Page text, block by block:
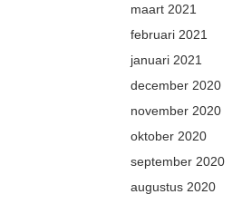
maart 2021
februari 2021
januari 2021
december 2020
november 2020
oktober 2020
september 2020
augustus 2020